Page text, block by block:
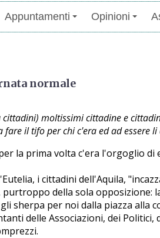
Appuntamenti Opinioni
normale
moltissimi cittadine e
il tifo per chi c'era ed ad essere li
la prima volta c'era l'orgoglio di
i cittadini dell'Aquila,
della sola opposizione:
sherpa per noi dalla piazza alla
delle Associazioni, dei Politici,